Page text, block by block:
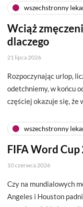
wszechstronny
Wciąż
dlaczego
21 lipca 2026
Rozpoczynając urlop,
odetchniemy, w końcu
częściej okazuje się, że
wszechstronny
FIFA Word Cup
10 czerwca 2026
Czy na mundialowych
Angeles i Houston